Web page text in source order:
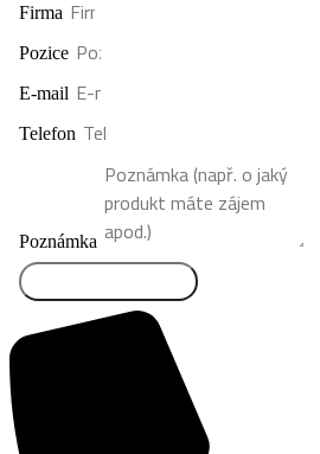
Firma
Pozice
E-mail
Telefon
Poznámka